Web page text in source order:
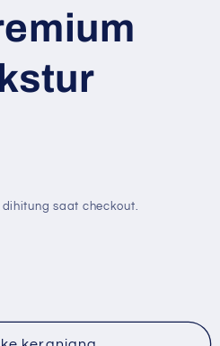
dihitung saat checkout.